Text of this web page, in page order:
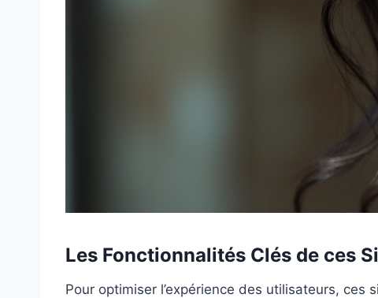
Les Fonctionnalités Clés de ces
Pour optimiser l’expérience des utilisateurs,